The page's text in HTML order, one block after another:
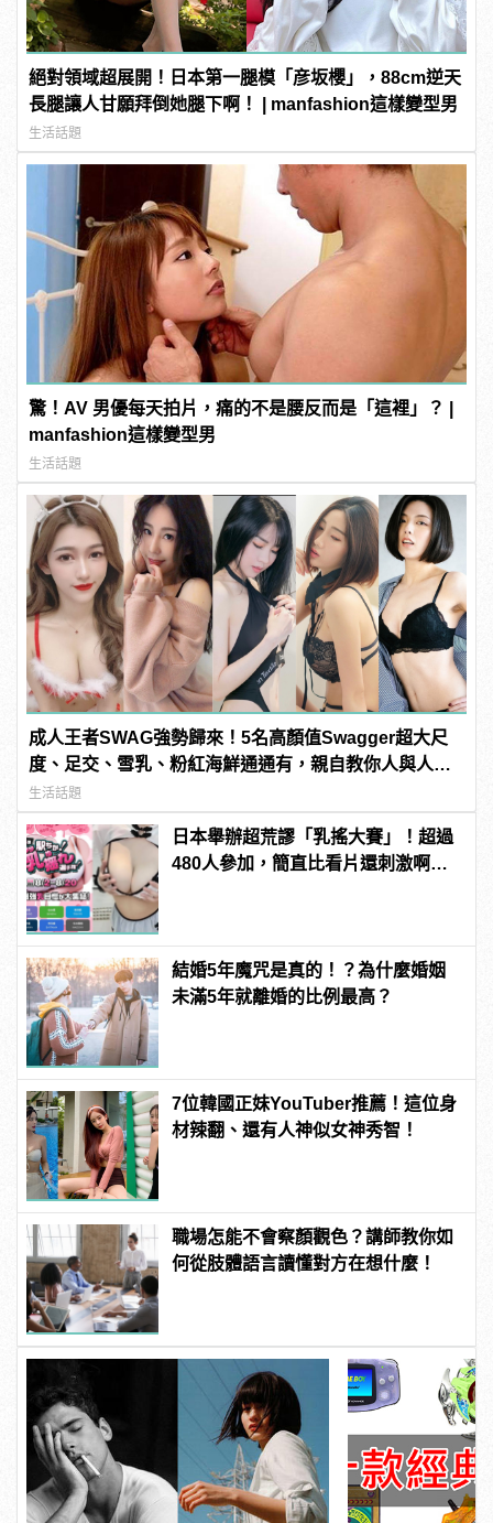
絕對領域超展開！日本第一腿模「彦坂櫻」，88cm逆天
長腿讓人甘願拜倒她腿下啊！ | manfashion這樣變型男
生活話題
驚！AV 男優每天拍片，痛的不是腰反而是「這裡」？ |
manfashion這樣變型男
生活話題
成人王者SWAG強勢歸來！5名高顏值Swagger超大尺
度、足交、雪乳、粉紅海鮮通通有，親自教你人與人的
連結！ | manfashion這樣變型男
生活話題
日本舉辦超荒謬「乳搖大賽」！超過
480人參加，簡直比看片還刺激啊！ |
結婚5年魔咒是真的！？為什麼婚姻
未滿5年就離婚的比例最高？
7位韓國正妹YouTuber推薦！這位身
材辣翻、還有人神似女神秀智！
職場怎能不會察顏觀色？講師教你如
何從肢體語言讀懂對方在想什麼！